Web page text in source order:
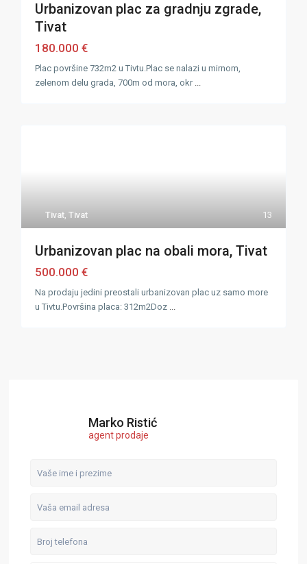
Urbanizovan plac za gradnju zgrade,
Tivat
180.000 €
Plac površine 732m2 u Tivtu.Plac se nalazi u mirnom,
zelenom delu grada, 700m od mora, okr ...
13
Tivat,Tivat
Urbanizovan plac na obali mora, Tivat
500.000 €
Na prodaju jedini preostali urbanizovan plac uz samo more
u Tivtu.Površina placa: 312m2Doz ...
Marko Ristić
agent prodaje